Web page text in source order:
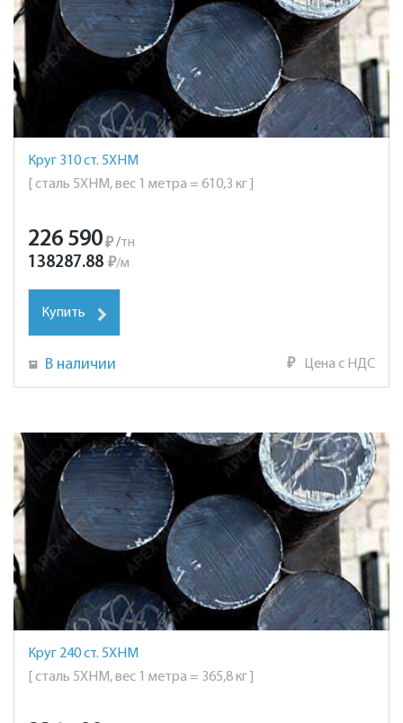
Круг 310 ст. 5ХНМ
[ сталь 5ХНМ, вес 1 метра = 610,3 кг ]
226 590₽ /тн
138287.88 ₽/м
Купить
В наличии ₽ Цена с НДС
Круг 240 ст. 5ХНМ
[ сталь 5ХНМ, вес 1 метра = 365,8 кг ]